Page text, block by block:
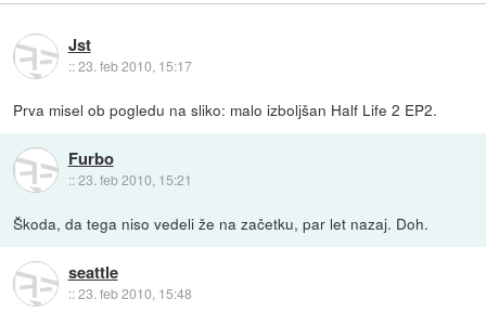
Jst
::23. feb 2010, 15:17
Prva misel ob pogledu na sliko: malo izboljšan Half Life 2 EP2.
Furbo
::23. feb 2010, 15:21
Škoda, da tega niso vedeli že na začetku, par let nazaj. Doh.
seattle
::23. feb 2010, 15:48